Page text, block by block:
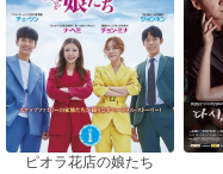
ピオラ花店の娘たち